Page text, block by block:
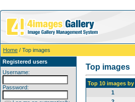
Home / Top images
Registered users
Username:
Password:
Top images
Top 10 images
1